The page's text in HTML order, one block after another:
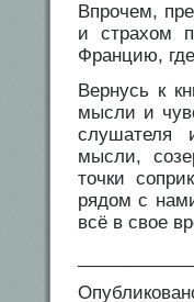
Впрочем,
и страхом
Францию,
Вернусь к
мысли и
слушателя
мысли,
точки
рядом с
всё в свое